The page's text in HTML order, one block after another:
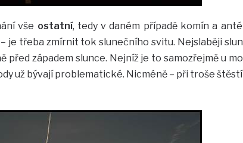
vše ostatní, tedy v daném případě komín a
je třeba zmírnit tok slunečního svitu. Nejslaběji
před západem slunce. Nejníž je to samozřejmě u
už bývají problematické. Nicméně – při troše